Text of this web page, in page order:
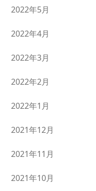
2022年5月
2022年4月
2022年3月
2022年2月
2022年1月
2021年12月
2021年11月
2021年10月